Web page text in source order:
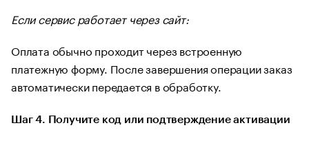
Если сервис работает через сайт:
Оплата обычно проходит через встроенную
платежную форму. После завершения операции заказ
автоматически передается в обработку.
Шаг 4. Получите код или подтверждение активации